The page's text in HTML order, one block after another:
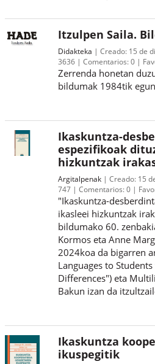
Itzulpen Saila.
Didakteka Creado: 15 de
3636
Comentarios:0
Zerrenda honetan
bildumak 1984tik
Ikaskuntza-
espezifikoak
hizkuntzak
Argitalpenak Creado: 15
747
Comentarios:0
"Ikaskuntza-
ikasleei hizkuntzak
bildumako 60.
Kormos eta Anne
2024koa da bigarren
Languages to
Differences") eta
Bakun izan da
Ikaskuntza
ikuspegitik